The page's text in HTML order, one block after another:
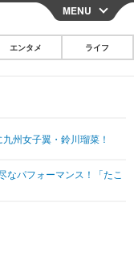
CLOSE
その他
MENU
エンタメ ライフ
州女子翼・鈴川瑠菜！
なパフォーマンス！「たこ